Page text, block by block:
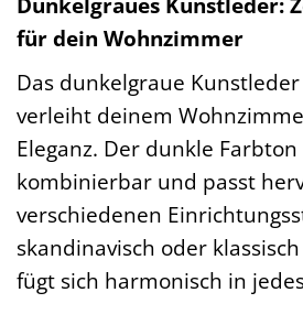
für dein Wohnzimmer
Das dunkelgraue Kunstleder
verleiht deinem
Eleganz. Der dunkle
kombinierbar und passt
verschiedenen
skandinavisch oder
fügt sich harmonisch in